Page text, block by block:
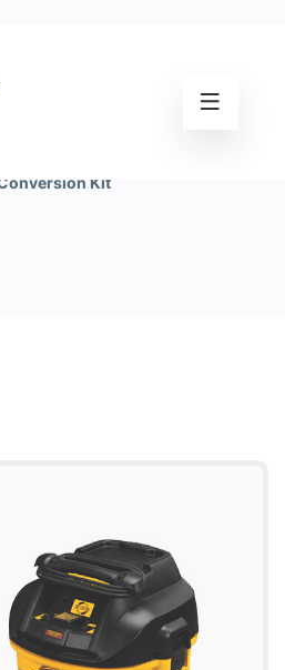
herramientas
Kit
Kit